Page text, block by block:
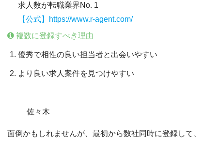
求人数が転職業界No. 1
【公式】https://www.r-agent.com/
複数に登録すべき理由
優秀で相性の良い担当者と出会いやすい
より良い求人案件を見つけやすい
佐々木
面倒かもしれませんが、最初から数社同時に登録して、